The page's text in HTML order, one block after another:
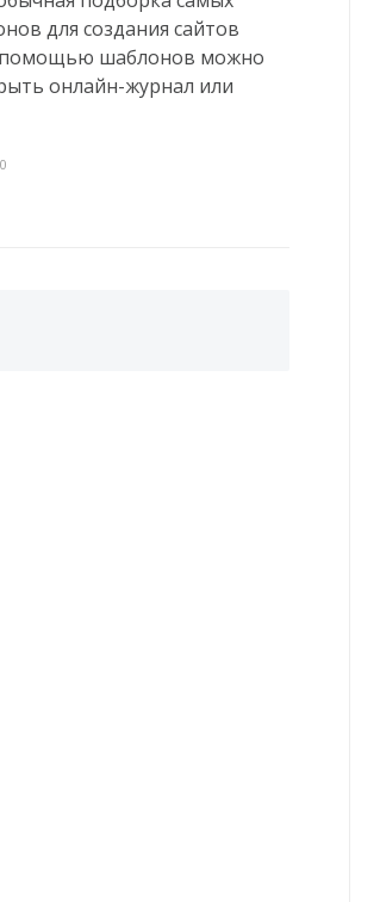
для создания сайтов
помощью шаблонов можно
онлайн-журнал или
0